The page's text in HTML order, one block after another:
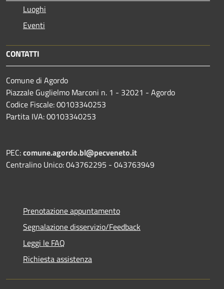
Luoghi
Eventi
CONTATTI
Comune di Agordo
Piazzale Guglielmo Marconi n. 1 - 32021 - Agordo
Codice Fiscale: 00103340253
Partita IVA: 00103340253
PEC:comune.agordo.bl@pecveneto.it
Centralino Unico: 043762295 - 043763949
Prenotazione appuntamento
Segnalazione disservizio/Feedback
Leggi le FAQ
Richiesta assistenza